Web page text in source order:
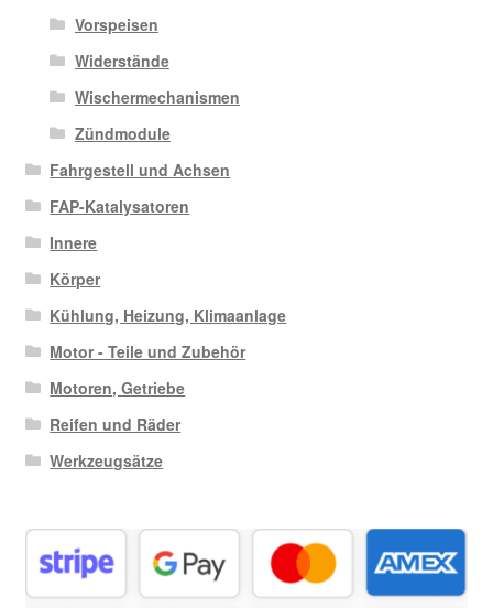
Vorspeisen
Widerstände
Wischermechanismen
Zündmodule
Fahrgestell und Achsen
FAP-Katalysatoren
Innere
Körper
Kühlung, Heizung, Klimaanlage
Motor - Teile und Zubehör
Motoren, Getriebe
Reifen und Räder
Werkzeugsätze